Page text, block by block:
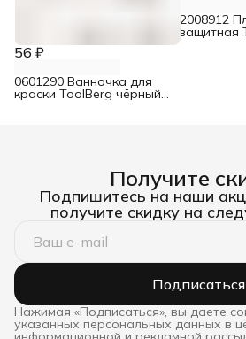
56 ₽
0601290 Ванночка для
краски ToolBerg чёрный
2008912
защитная
малярных
Получите
Подпишитесь на наши
получите скидку на
Подписаться
Нажимая «Подписаться», вы даете
указанных персональных данных в